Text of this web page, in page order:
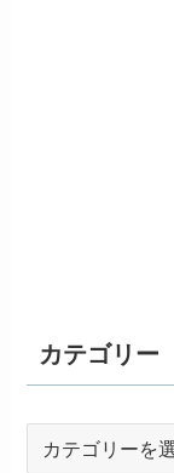
カテゴリー